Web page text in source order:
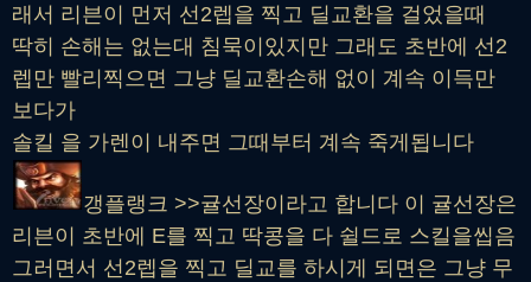
래서 리븐이 먼저 선2렙을 찍고 딜교환을 걸었을때
딱히 손해는 없는대 침묵이있지만 그래도 초반에 선2
렙만 빨리찍으면 그냥 딜교환손해 없이 계속 이득만
보다가
솔킬 을 가렌이 내주면 그때부터 계속 죽게됩니다
갱플랭크 >>귤선장이라고 합니다 이 귤선장은
리븐이 초반에 E를 찍고 딱콩을 다 쉴드로 스킬을씹음
그러면서 선2렙을 찍고 딜교를 하시게 되면은 그냥 무